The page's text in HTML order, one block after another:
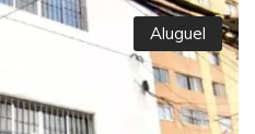
Aluguel